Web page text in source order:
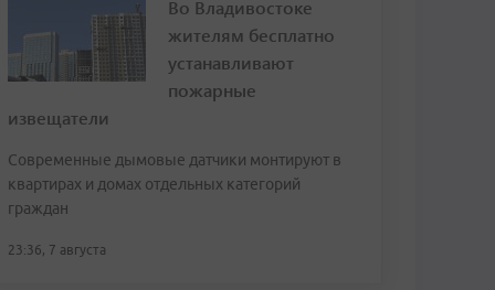
Во Владивостоке
жителям бесплатно
устанавливают
пожарные
извещатели
Современные дымовые датчики монтируют в
квартирах и домах отдельных категорий
граждан
23:36, 7 августа